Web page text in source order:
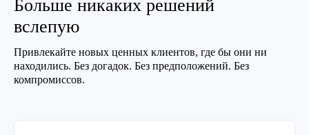
Больше никаких решений
вслепую
Привлекайте новых ценных клиентов, где бы они ни
находились. Без догадок. Без предположений. Без
компромиссов.